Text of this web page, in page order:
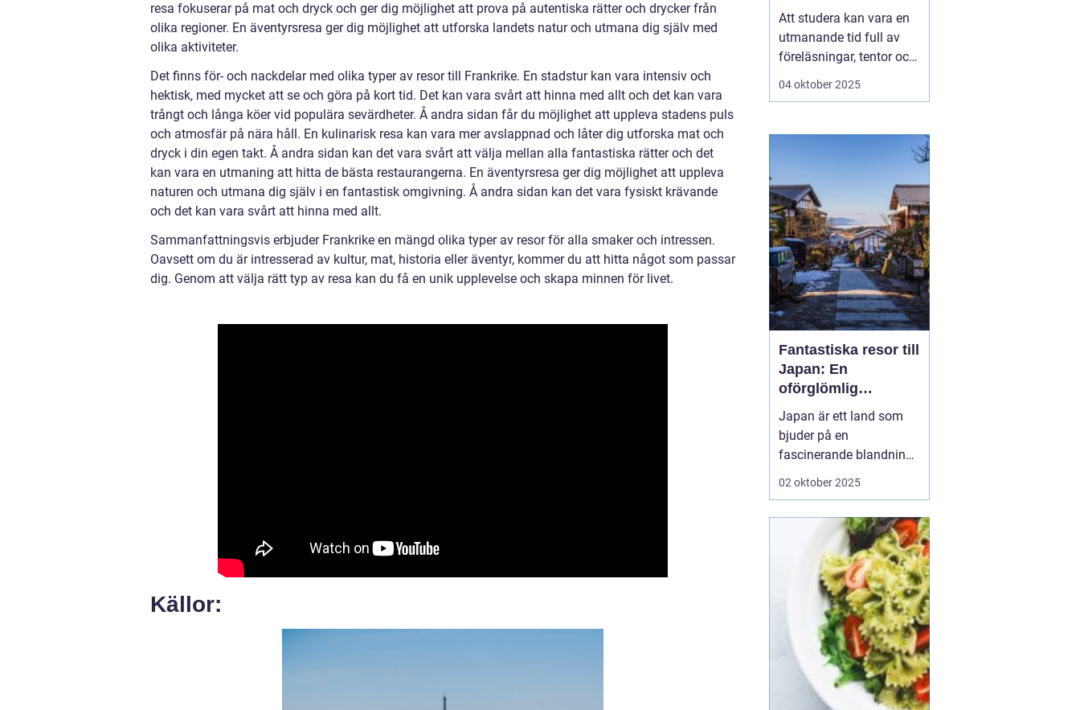
resa fokuserar på mat och dryck och ger dig möjlighet att prova på autentiska rätter och drycker från
olika regioner. En äventyrsresa ger dig möjlighet att utforska landets natur och utmana dig själv med
olika aktiviteter.
Det finns för- och nackdelar med olika typer av resor till Frankrike. En stadstur kan vara intensiv och
hektisk, med mycket att se och göra på kort tid. Det kan vara svårt att hinna med allt och det kan vara
trångt och långa köer vid populära sevärdheter. Å andra sidan får du möjlighet att uppleva stadens puls
och atmosfär på nära håll. En kulinarisk resa kan vara mer avslappnad och låter dig utforska mat och
dryck i din egen takt. Å andra sidan kan det vara svårt att välja mellan alla fantastiska rätter och det
kan vara en utmaning att hitta de bästa restaurangerna. En äventyrsresa ger dig möjlighet att uppleva
naturen och utmana dig själv i en fantastisk omgivning. Å andra sidan kan det vara fysiskt krävande
och det kan vara svårt att hinna med allt.
Sammanfattningsvis erbjuder Frankrike en mängd olika typer av resor för alla smaker och intressen.
Oavsett om du är intresserad av kultur, mat, historia eller äventyr, kommer du att hitta något som passar
dig. Genom att välja rätt typ av resa kan du få en unik upplevelse och skapa minnen för livet.
Källor:
upplevelse fylld av
vågor och
gemenskap
Att studera kan vara en
utmanande tid full av
föreläsningar, tentor och
den ständiga pressen att
själv en paus och ladda
batterierna. Vad kan då
04 oktober 2025
Fantastiska resor till
Japan: En
oförglömlig
upplevelse
Japan är ett land som
bjuder på en
fascinerande blandning
av gamla traditioner och
Japan resor ett...
02 oktober 2025